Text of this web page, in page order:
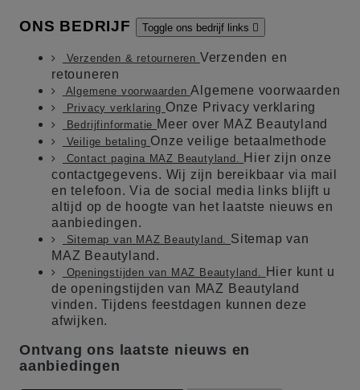
ONS BEDRIJF Toggle ons bedrijf links 
Verzenden & retourneren Verzenden en
retouneren
Algemene voorwaardenAlgemene voorwaarden
Privacy verklaring Onze Privacy verklaring
Bedrijfinformatie Meer over MAZ Beautyland
Veilige betaling Onze veilige betaalmethode
Contact pagina MAZ Beautyland.
Hier zijn onze
contactgegevens. Wij zijn bereikbaar via mail
en telefoon. Via de social media links blijft u
altijd op de hoogte van het laatste nieuws en
aanbiedingen.
Sitemap van MAZ Beautyland. Sitemap van
MAZ Beautyland.
Openingstijden van MAZ Beautyland.
Hier kunt u
de openingstijden van MAZ Beautyland
vinden. Tijdens feestdagen kunnen deze
afwijken.
Ontvang ons laatste nieuws en
aanbiedingen